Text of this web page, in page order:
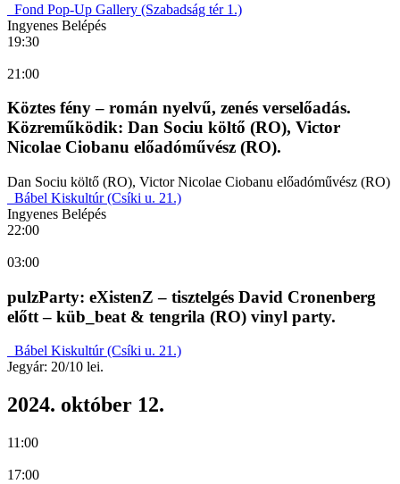
Fond Pop-Up Gallery (Szabadság tér 1.)
Ingyenes Belépés
19:30
21:00
Köztes fény – román nyelvű, zenés verselőadás.
Közreműködik: Dan Sociu költő (RO), Victor
Nicolae Ciobanu előadóművész (RO).
Dan Sociu költő (RO), Victor Nicolae Ciobanu előadóművész (RO)
Bábel Kiskultúr (Csíki u. 21.)
Ingyenes Belépés
22:00
03:00
pulzParty: eXistenZ – tisztelgés David Cronenberg
előtt – küb_beat & tengrila (RO) vinyl party.
Bábel Kiskultúr (Csíki u. 21.)
Jegyár: 20/10 lei.
2024. október 12.
11:00
17:00